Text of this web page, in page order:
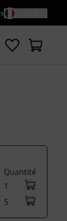
Quantité
1
5